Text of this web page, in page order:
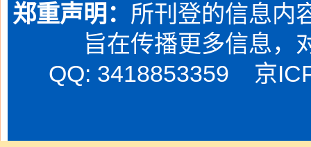
郑重声明： 所刊登的信息内
旨在传播更多信息，
QQ: 3418853359 京